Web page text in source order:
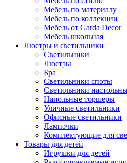
Мебель по материалу
Мебель по коллекции
Мебель от Garda Decor
Мебель школьная
Люстры и светильники
Светильники
Люстры
Бра
Светильники споты
Светильники
Напольные торшеры
Уличные светильники
Офисные светильники
Лампочки
Комплектующие для
Товары для детей
Игрушки для детей